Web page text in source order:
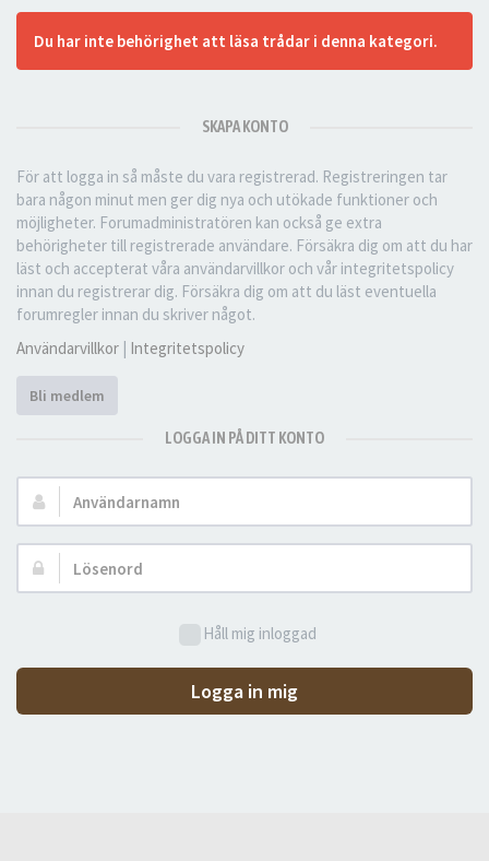
Du har inte behörighet att läsa trådar i denna kategori.
SKAPA KONTO
För att logga in så måste du vara registrerad. Registreringen tar
bara någon minut men ger dig nya och utökade funktioner och
möjligheter. Forumadministratören kan också ge extra
behörigheter till registrerade användare. Försäkra dig om att du har
läst och accepterat våra användarvillkor och vår integritetspolicy
innan du registrerar dig. Försäkra dig om att du läst eventuella
forumregler innan du skriver något.
Användarvillkor | Integritetspolicy
Bli medlem
LOGGA IN PÅ DITT KONTO
Användarnamn:
Lösenord:
Håll mig inloggad
Logga in mig